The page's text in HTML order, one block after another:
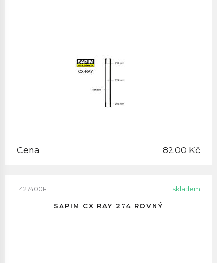
Cena 82.00 Kč
1427400R skladem
SAPIM CX RAY 274 ROVNÝ